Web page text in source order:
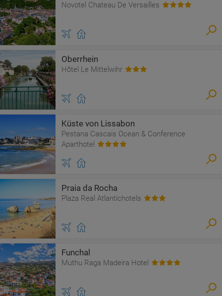
Novotel Chateau De Versailles
Oberrhein
Hôtel Le Mittelwihr
Küste von Lissabon
Pestana Cascais Ocean & Conference
Aparthotel
Praia da Rocha
Plaza Real Atlantichotels
Funchal
Muthu Raga Madeira Hotel